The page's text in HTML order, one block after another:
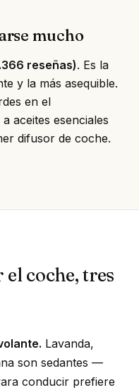
mucho
reseñas). Es la
y la más asequible.
en el
aceites esenciales
difusor de coche.
coche, tres
Lavanda,
son sedantes —
conducir prefiere